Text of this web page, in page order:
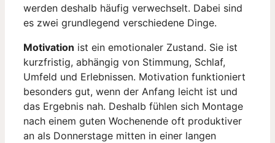
werden deshalb häufig verwechselt. Dabei sind
es zwei grundlegend verschiedene Dinge.
Motivation ist ein emotionaler Zustand. Sie ist
kurzfristig, abhängig von Stimmung, Schlaf,
Umfeld und Erlebnissen. Motivation funktioniert
besonders gut, wenn der Anfang leicht ist und
das Ergebnis nah. Deshalb fühlen sich Montage
nach einem guten Wochenende oft produktiver
an als Donnerstage mitten in einer langen